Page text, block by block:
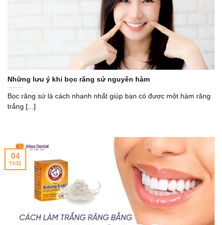
Những lưu ý khi bọc răng sứ nguyên hàm
Bọc răng sứ là cách nhanh nhất giúp bạn có được một hàm răng
trắng [...]
04
Th11